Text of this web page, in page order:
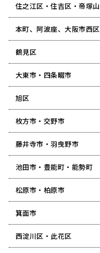
住之江区・住吉区・帝塚山
本町、阿波座、大阪市西区
鶴見区
大東市・四条畷市
旭区
枚方市・交野市
藤井寺市・羽曳野市
池田市・豊能町・能勢町
松原市・柏原市
箕面市
西淀川区・此花区